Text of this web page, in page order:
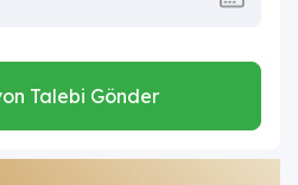
Talebi Gönder